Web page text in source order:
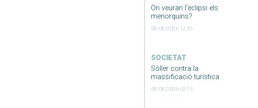
On veuran l’eclipsi els
menorquins?
08/08/2026 12:55
SOCIETAT
Sóller contra la
massificació turística
08/08/2026 02:15